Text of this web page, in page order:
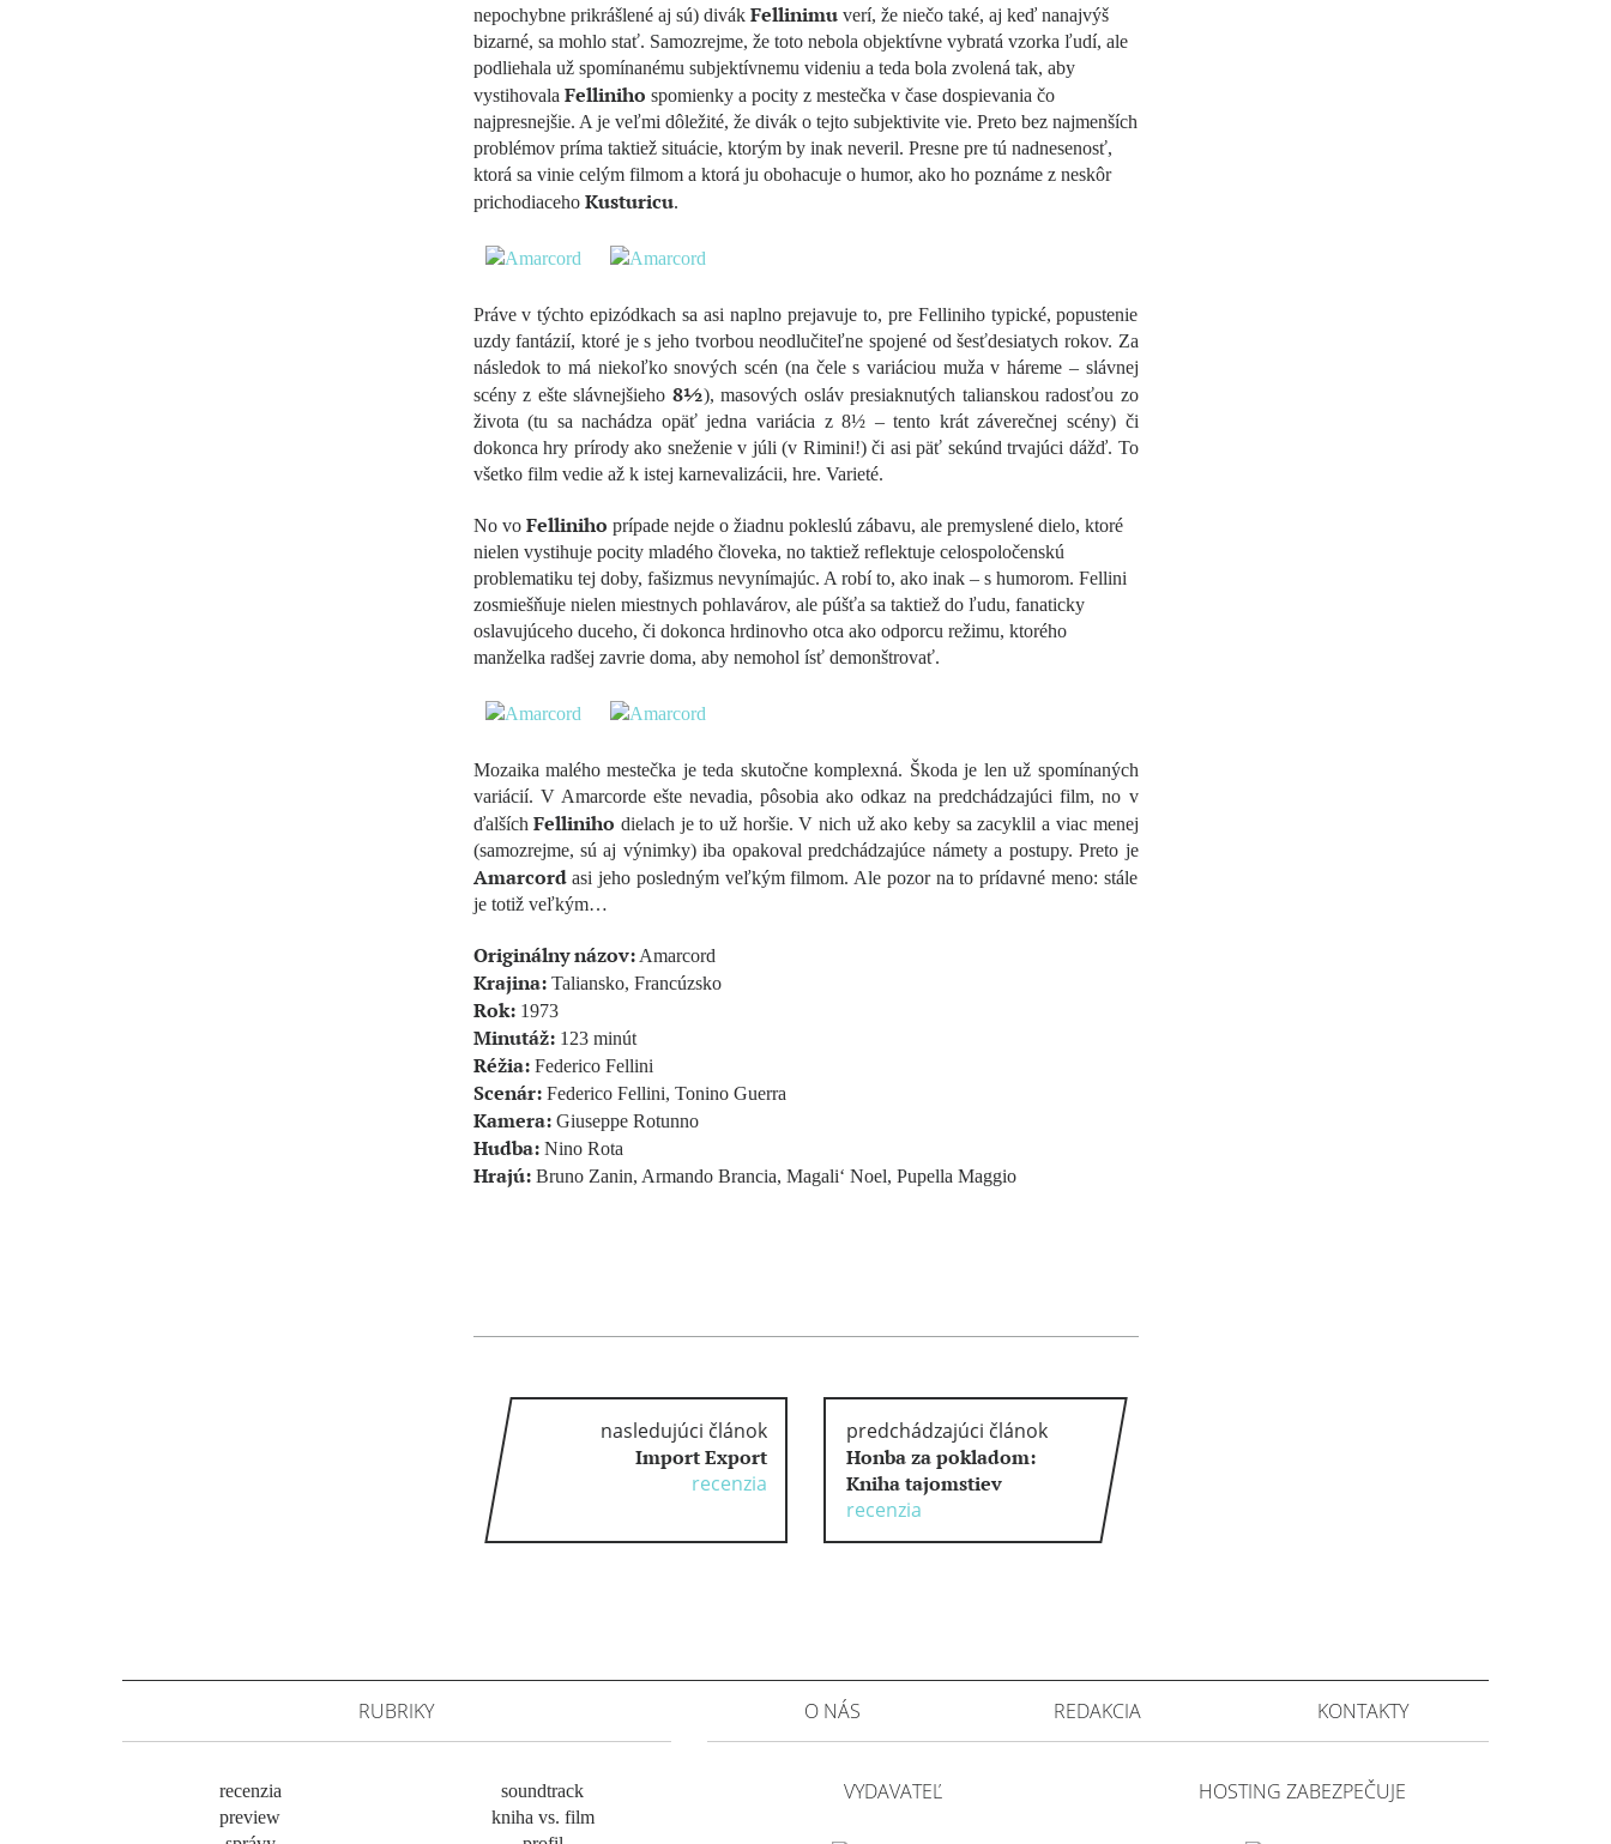
nepochybne prikrášlené aj sú) divák Fellinimuverí, že niečo také, aj keď nanajvýš
bizarné, sa mohlo stať. Samozrejme, že toto nebola objektívne vybratá vzorka ľudí, ale
podliehala už spomínanému subjektívnemu videniu a teda bola zvolená tak, aby
vystihovala Felliniho spomienky a pocity z mestečka v čase dospievania čo
najpresnejšie. A je veľmi dôležité, že divák o tejto subjektivite vie. Preto bez najmenších
problémov príma taktiež situácie, ktorým by inak neveril. Presne pre tú nadnesenosť,
ktorá sa vinie celým filmom a ktorá ju obohacuje o humor, ako ho poznáme z neskôr
prichodiaceho Kusturicu.
Práve v týchto epizódkach sa asi naplno prejavuje to, pre Felliniho typické, popustenie
uzdy fantázií, ktoré je s jeho tvorbou neodlučiteľne spojené od šesťdesiatych rokov. Za
následok to má niekoľko snových scén (na čele s variáciou muža v háreme – slávnej
scény z ešte slávnejšieho 8½), masových osláv presiaknutých talianskou radosťou zo
života (tu sa nachádza opäť jedna variácia z 8½ – tento krát záverečnej scény) či
dokonca hry prírody ako sneženie v júli (v Rimini!) či asi päť sekúnd trvajúci dážď. To
všetko film vedie až k istej karnevalizácii, hre. Varieté.
No vo Felliniho prípade nejde o žiadnu pokleslú zábavu, ale premyslené dielo, ktoré
nielen vystihuje pocity mladého človeka, no taktiež reflektuje celospoločenskú
problematiku tej doby, fašizmus nevynímajúc. A robí to, ako inak – s humorom. Fellini
zosmiešňuje nielen miestnych pohlavárov, ale púšťa sa taktiež do ľudu, fanaticky
oslavujúceho duceho, či dokonca hrdinovho otca ako odporcu režimu, ktorého
manželka radšej zavrie doma, aby nemohol ísť demonštrovať.
Mozaika malého mestečka je teda skutočne komplexná. Škoda je len už spomínaných
variácií. V Amarcorde ešte nevadia, pôsobia ako odkaz na predchádzajúci film, no v
ďalšíchFelliniho dielach je to už horšie. V nich už ako keby sa zacyklil a viac menej
(samozrejme, sú aj výnimky) iba opakoval predchádzajúce námety a postupy. Preto je
Amarcordasi jeho posledným veľkým filmom. Ale pozor na to prídavné meno: stále
je totiž veľkým…
Originálny názov:Amarcord
Krajina:Taliansko, Francúzsko
Rok:1973
Minutáž:123 minút
Réžia:Federico Fellini
Scenár:Federico Fellini, Tonino Guerra
Kamera:Giuseppe Rotunno
Hudba:Nino Rota
Hrajú:Bruno Zanin, Armando Brancia, Magali‘ Noel, Pupella Maggio
nasledujúci článok
Import Export
recenzia
predchádzajúci článok
Honba za pokladom:
Kniha tajomstiev
recenzia
O NÁS REDAKCIA KONTAKTY
VYDAVATEĽ HOSTING ZABEZPEČUJE
RUBRIKY
recenzia
preview
soundtrack
kniha vs. film